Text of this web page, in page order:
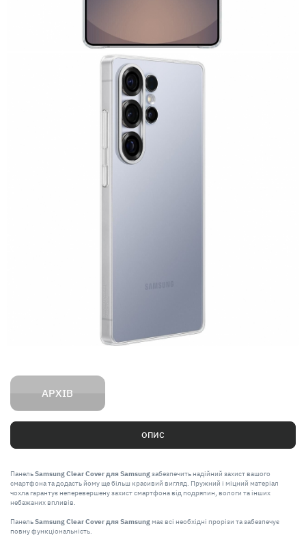
АРХІВ
ОПИС
ПанельSamsung Clear Cover для Samsungзабезпечить надійний захист вашого
смартфона та додасть йому ще більш красивий вигляд. Пружний і міцний матеріал
чохла гарантує неперевершену захист смартфона від подряпин, вологи та інших
небажаних впливів.
ПанельSamsung Clear Cover для Samsung має всі необхідні прорізи та забезпечує
повну функціональність.